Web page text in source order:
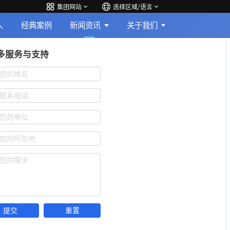
集团网站 选择区域/语言
经典案例 新闻资讯 关于我们
服务与支持
的姓名
系电话
的单位
的所在地
的需求